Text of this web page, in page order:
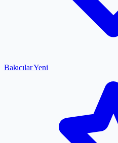
BakıcılarYeni